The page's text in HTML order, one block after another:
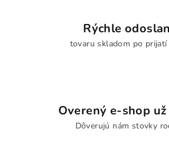
Rýchle
tovaru skladom po
Overený e-shop
Dôverujú nám stovky